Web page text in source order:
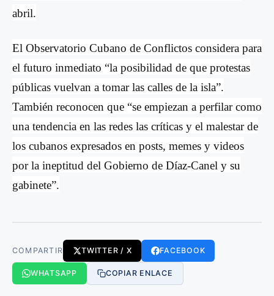
abril.
El Observatorio Cubano de Conflictos considera para
el futuro inmediato “la posibilidad de que protestas
públicas vuelvan a tomar las calles de la isla”.
También reconocen que “se empiezan a perfilar como
una tendencia en las redes las críticas y el malestar de
los cubanos expresados en posts, memes y videos
por la ineptitud del Gobierno de Díaz-Canel y su
gabinete”.
COMPARTIR TWITTER / X FACEBOOK
WHATSAPP COPIAR ENLACE